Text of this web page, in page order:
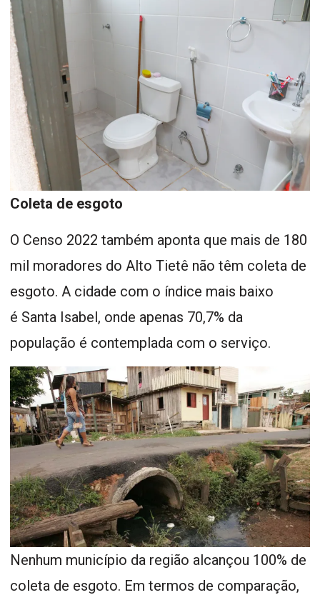
Coleta de esgoto
O Censo 2022 também aponta que mais de 180
mil moradores do Alto Tietê não têm coleta de
esgoto. A cidade com o índice mais baixo
é Santa Isabel, onde apenas 70,7% da
população é contemplada com o serviço.
Nenhum município da região alcançou 100% de
coleta de esgoto. Em termos de comparação,